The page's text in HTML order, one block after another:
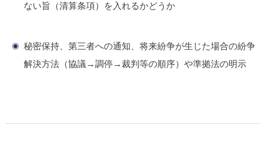
ない旨（清算条項）を入れるかどうか
秘密保持、第三者への通知、将来紛争が生じた場合の紛争
解決方法（協議→調停→裁判等の順序）や準拠法の明示